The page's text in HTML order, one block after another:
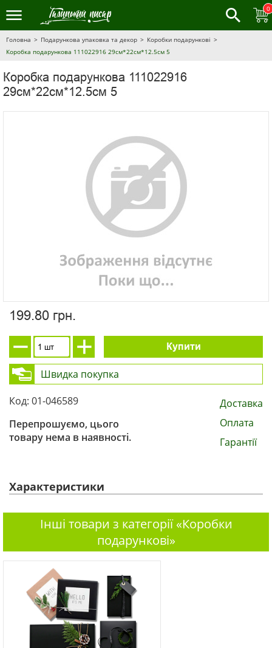
0
Головна Подарункова упаковка та декор
Коробки подарункові
Коробка подарункова 111022916 29см*22см*12.5см 5
Коробка подарункова 111022916
29см*22см*12.5см 5
199.80 грн.
Купити
Швидка покупка
Код: 01-046589
Перепрошуємо, цього
товару нема в наявності.
Доставка
Оплата
Гарантії
Характеристики
Інші товари з категорії «Коробки
подарункові»